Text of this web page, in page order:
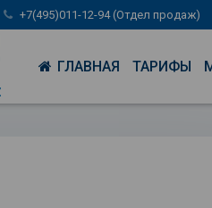
+7(495)011-12-94 (Отдел продаж)
ГЛАВНАЯ ТАРИФЫ